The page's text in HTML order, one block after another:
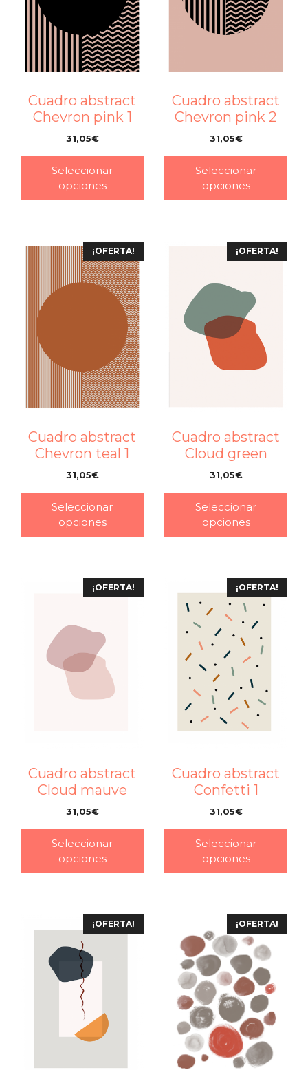
Cuadro abstract
Chevron pink 1
31,05€
Seleccionar
opciones
Cuadro abstract
Chevron pink 2
31,05€
Seleccionar
opciones
¡OFERTA!
Cuadro abstract
Chevron teal 1
31,05€
Seleccionar
opciones
¡OFERTA!
Cuadro abstract
Cloud green
31,05€
Seleccionar
opciones
¡OFERTA!
Cuadro abstract
Cloud mauve
31,05€
Seleccionar
opciones
¡OFERTA!
Cuadro abstract
Confetti 1
31,05€
Seleccionar
opciones
¡OFERTA! ¡OFERTA!